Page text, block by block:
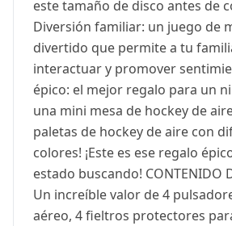
este tamaño de disco antes de
Diversión familiar: un juego de
divertido que permite a tu
interactuar y promover
épico: el mejor regalo para un
una mini mesa de hockey de
paletas de hockey de aire con
colores! ¡Este es ese regalo
estado buscando! CONTENIDO
Un increíble valor de 4
aéreo, 4 fieltros protectores